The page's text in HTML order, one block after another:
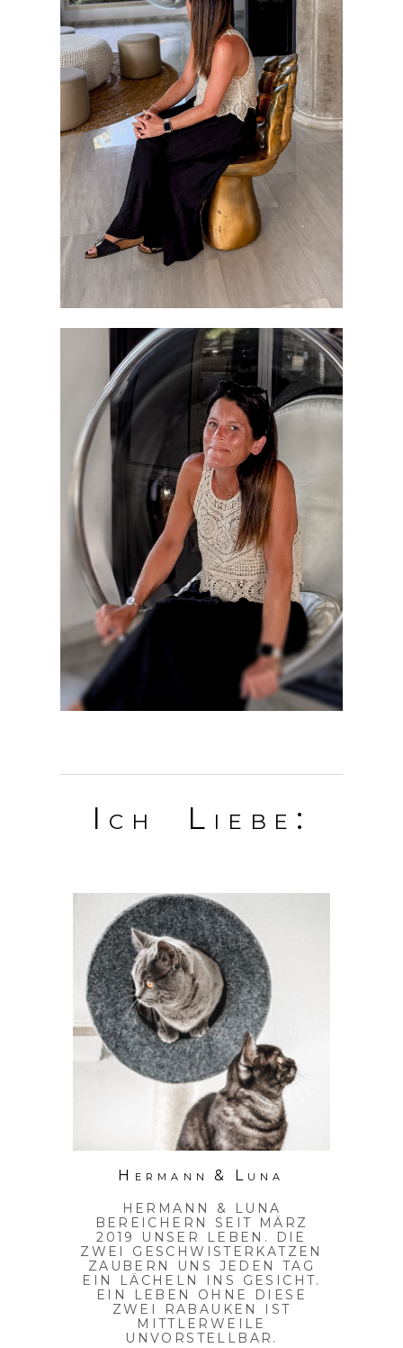
Ich Liebe:
Hermann & Luna
HERMANN & LUNA
BEREICHERN SEIT MÄRZ
2019 UNSER LEBEN. DIE
ZWEI GESCHWISTERKATZEN
ZAUBERN UNS JEDEN TAG
EIN LÄCHELN INS GESICHT.
EIN LEBEN OHNE DIESE
ZWEI RABAUKEN IST
MITTLERWEILE
UNVORSTELLBAR.